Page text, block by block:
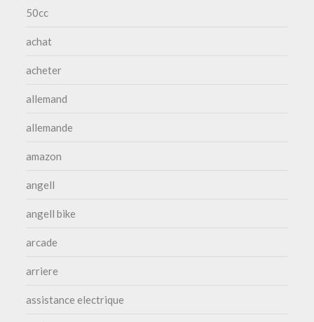
50cc
achat
acheter
allemand
allemande
amazon
angell
angell bike
arcade
arriere
assistance electrique